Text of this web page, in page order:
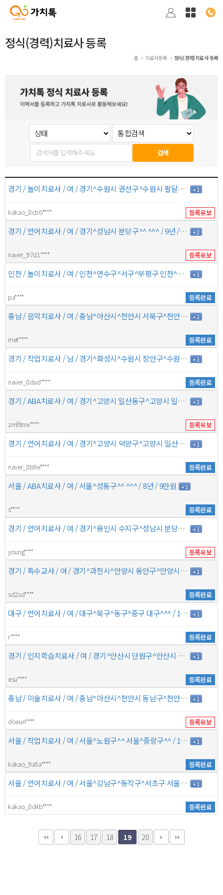
정식(경력)치료사 등록
홈 치료사등록 정식(경력)치료사 등록
검색
경기 / 놀이치료사 / 여 / 경기^수원시 권선구^수원시 팔달구^안산시 상록구 경기^화성시^수원시 영통구^수원시 장안구 / 10년 / 8만원 + 1
kakao_8cb0**** 등록유보
경기 / 언어치료사 / 여 / 경기^성남시 분당구^^ ^^^ / 9년 / 10만원 + 2
naver_97d1**** 등록유보
인천 / 놀이치료사 / 여 / 인천^연수구^서구^부평구 인천^남동구^중구^남구 / 6년 / 7만원 + 1
pa**** 등록완료
충남 / 음악치료사 / 여 / 충남^아산시^천안시 서북구^천안시 동남구 경기^평택시^^ / 5년 / 8만원 + 2
met**** 등록완료
경기 / 작업치료사 / 남 / 경기^화성시^수원시 장안구^수원시 영통구 경기^시흥시^수원시 팔달구^수원시 권선구 / 7년 / 6만5천원 + 1
naver_8dad**** 등록완료
경기 / ABA치료사 / 여 / 경기^고양시 일산동구^고양시 일산서구^파주시 경기^김포시^^ / 7년 / 8만원 + 2
zmfltmx**** 등록유보
경기 / 언어치료사 / 여 / 경기^고양시 덕양구^고양시 일산동구^고양시 일산서구 경기^파주시^^ / 5년 / 7만원 + 1
naver_8b9e**** 등록완료
서울 / ABA치료사 / 여 / 서울^성동구^^ ^^^ / 8년 / 9만원 + 1
s**** 등록완료
경기 / 언어치료사 / 여 / 경기^용인시 수지구^성남시 분당구^용인시 기흥구 ^^^ / / 6만원 + 1
young**** 등록유보
경기 / 특수교사 / 여 / 경기^과천시^안양시 동안구^안양시 만안구 경기^의왕시^시흥시^군포시 / 10년 / 7만원 + 1
sd2sd**** 등록완료
대구 / 언어치료사 / 여 / 대구^북구^동구^중구 대구^^^ / 14년 / 6만5천원 + 1
r**** 등록완료
경기 / 인지학습치료사 / 여 / 경기^안산시 단원구^안산시 상록구^수원시 영통구 경기^화성시^수원시 권선구^수원시 팔달구 / 11년 / 7만원 + 1
esu**** 등록완료
충남 / 미술치료사 / 여 / 충남^아산시^천안시 동남구^천안시 서북구 경기^안산시 상록구^^ / 12년 / 8만원 + 1
doeun**** 등록유보
서울 / 작업치료사 / 여 / 서울^노원구^^ 서울^중랑구^^ / 13년 / 10만원 + 1
kakao_9a5a**** 등록완료
서울 / 언어치료사 / 여 / 서울^강남구^동작구^서초구 서울^관악구^송파구^영등포구 / 4년 / 6만5천원 + 1
kakao_8d4b**** 등록완료
16 17 18 19 20